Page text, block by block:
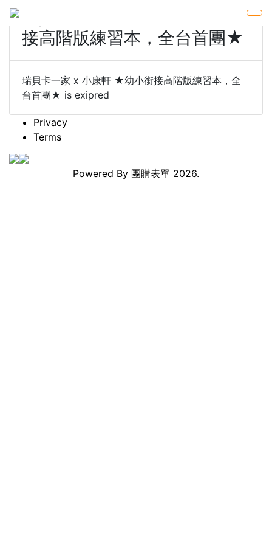
瑞貝卡一家 x 小康軒 ★幼小銜
接高階版練習本，全台首團★
瑞貝卡一家 x 小康軒 ★幼小銜接高階版練習本，全
台首團★ is exipred
Privacy
Terms
Powered By 團購表單 2026.